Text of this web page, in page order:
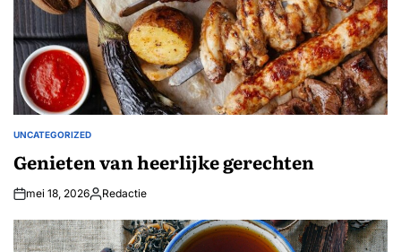
GEPLAATST
UNCATEGORIZED
Genieten van heerlijke gerechten
mei 18, 2026Geplaatst
Redactie